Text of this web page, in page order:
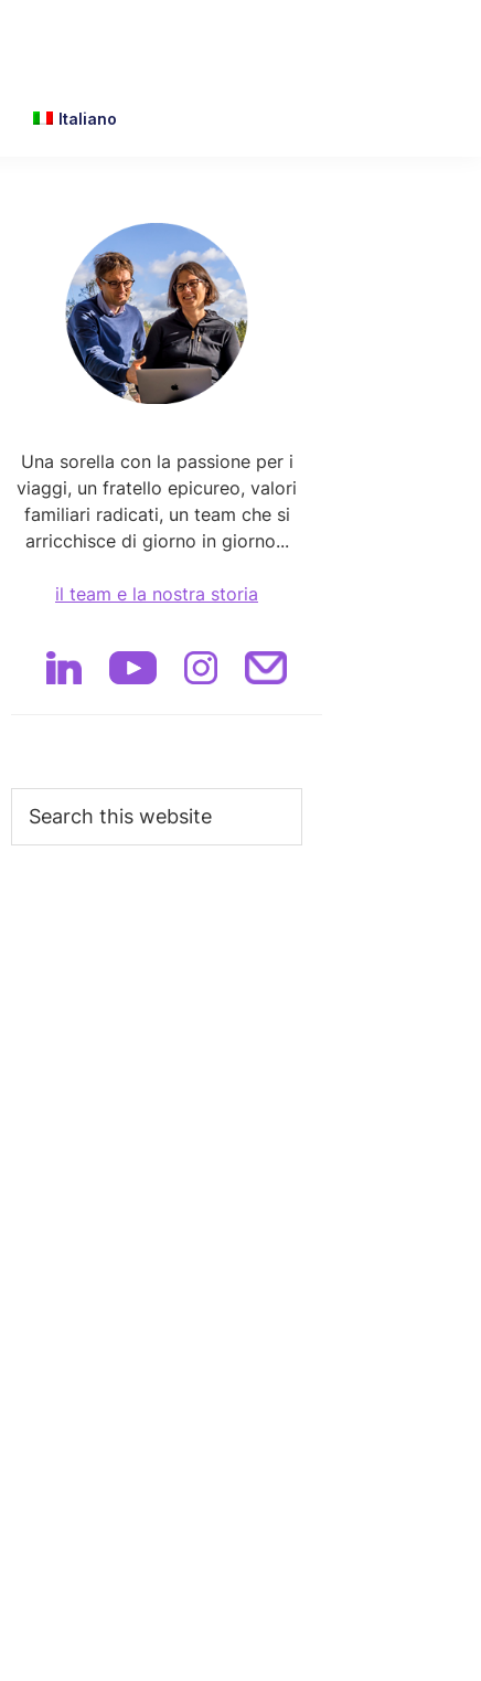
Italiano
Primary
Sidebar
Una sorella con la passione per i
viaggi, un fratello epicureo, valori
familiari radicati, un team che si
arricchisce di giorno in giorno...
il team e la nostra storia
this